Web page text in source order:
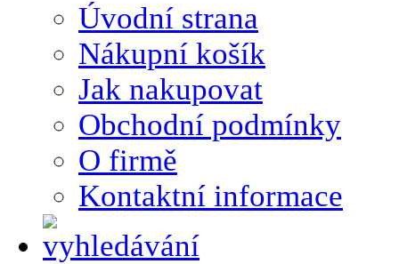
Úvodní strana
Nákupní košík
Jak nakupovat
Obchodní podmínky
O firmě
Kontaktní informace